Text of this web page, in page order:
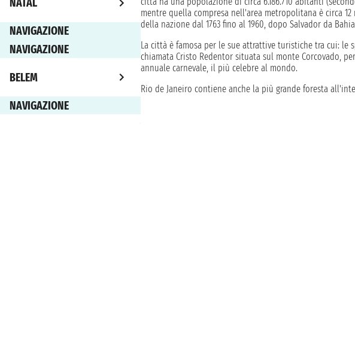
NATAL
NAVIGAZIONE
NAVIGAZIONE
BELEM
NAVIGAZIONE
mentre quella compresa nell'area metropolitana è circa
della nazione dal 1763 fino al 1960, dopo Salvador da
La città è famosa per le sue attrattive turistiche tra cui: le
chiamata Cristo Redentor situata sul monte Corcovado,
annuale carnevale, il più celebre al mondo.
Rio de Janeiro contiene anche la più grande foresta